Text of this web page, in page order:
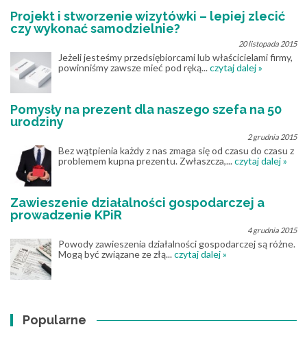
Projekt i stworzenie wizytówki – lepiej zlecić
czy wykonać samodzielnie?
20 listopada 2015
Jeżeli jesteśmy przedsiębiorcami lub właścicielami firmy,
powinniśmy zawsze mieć pod ręką...czytaj dalej »
Pomysły na prezent dla naszego szefa na 50
urodziny
2 grudnia 2015
Bez wątpienia każdy z nas zmaga się od czasu do czasu z
problemem kupna prezentu. Zwłaszcza,...czytaj dalej »
Zawieszenie działalności gospodarczej a
prowadzenie KPiR
4 grudnia 2015
Powody zawieszenia działalności gospodarczej są różne.
Mogą być związane ze złą...czytaj dalej »
Popularne